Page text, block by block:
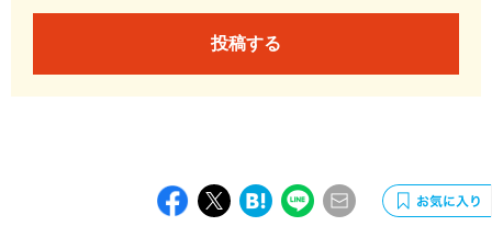
投稿する